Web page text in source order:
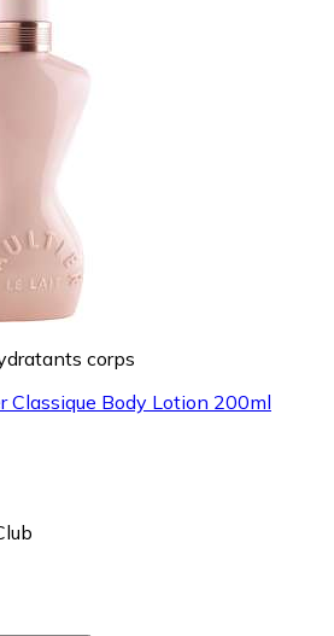
corps
Classique Body Lotion 200ml